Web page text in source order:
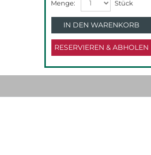
RESERVIEREN & ABHOLEN
IN DEN WARENKORB